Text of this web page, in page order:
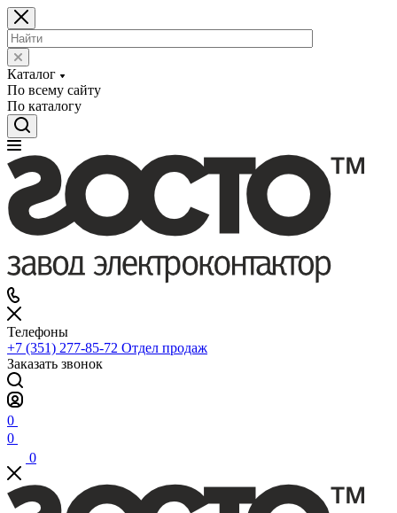
Каталог
По всему сайту
По каталогу
Телефоны
+7 (351) 277-85-72 Отдел продаж
Заказать звонок
0
0
0